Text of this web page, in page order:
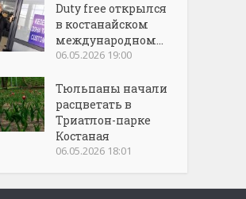
Duty free открылся
в костанайском
международном...
06.05.2026 19:00
Тюльпаны начали
расцветать в
Триатлон-парке
Костаная
06.05.2026 18:01